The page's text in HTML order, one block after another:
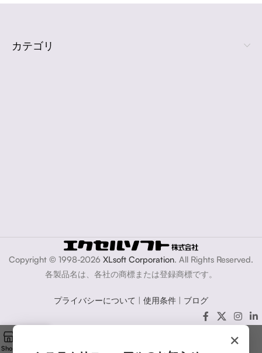
カテゴリ
Copyright © 1998-2026 XLsoft Corporation. All Rights Reserved.
各製品名は、各社の商標または登録商標です。
プライバシーについて | 使用条件 | ブログ
Shop ×